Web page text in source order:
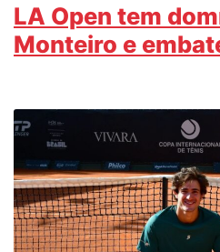
LA Open tem
Monteiro e